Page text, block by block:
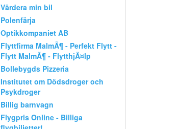
Värdera min bil
Polenfärja
Optikkompaniet AB
Flyttfirma MalmÃ¶ - Perfekt Flytt -
Flytt MalmÃ¶ - FlytthjÃ¤lp
Bollebygds Pizzeria
Institutet om Dödsdroger och
Psykdroger
Billig barnvagn
Flygpris Online - Billiga